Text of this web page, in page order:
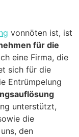
vonnöten ist, ist
für die
eine Firma, die
sich für die
Entrümpelung
unterstützt,
die
den